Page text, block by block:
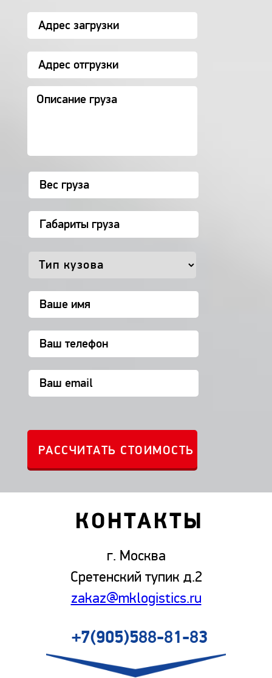
КОНТАКТЫ
г. Москва
Сретенский тупик д.2
zakaz@mklogistics.ru
+7(905)588-81-83